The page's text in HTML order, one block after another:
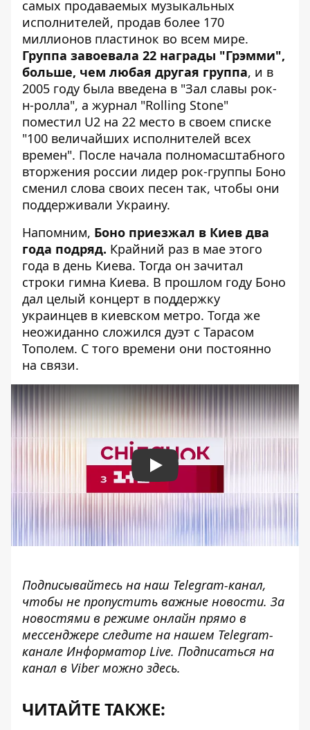
самых продаваемых музыкальных
исполнителей, продав более 170
миллионов пластинок во всем мире.
Группа завоевала 22 награды "Грэмми",
больше, чем любая другая группа, и в
2005 году была введена в "Зал славы рок-
н-ролла", а журнал "Rolling Stone"
поместил U2 на 22 место в своем списке
"100 величайших исполнителей всех
времен". После начала полномасштабного
вторжения россии лидер рок-группы Боно
сменил слова своих песен так, чтобы они
поддерживали Украину.
Напомним, Боно приезжал в Киев два
года подряд. Крайний раз в мае этого
года в день Киева. Тогда он зачитал
строки гимна Киева. В прошлом году Боно
дал целый концерт в поддержку
украинцев в киевском метро. Тогда же
неожиданно сложился дуэт с Тарасом
Тополем. С того времени они постоянно
на связи.
Play
Подписывайтесь на наш Telegram-канал,
чтобы не пропустить важные новости. За
новостями в режиме онлайн прямо в
мессенджере следите на нашем Telegram-
канале Информатор Live. Подписаться на
канал в Viber можно здесь.
ЧИТАЙТЕ ТАКЖЕ: